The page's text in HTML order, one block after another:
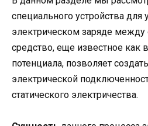
специального устройства для
электрическом заряде между
средство, еще известное как
потенциала, позволяет
электрической
статического электричества.